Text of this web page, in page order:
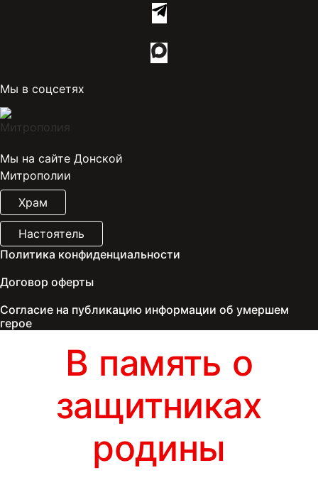
Мы в соцсетях
Мы на сайте Донской
Митрополии
Храм
Настоятель
Политика конфиденциальности
Договор оферты
Согласие на публикацию информации об умершем
герое
В память о
защитниках
родины